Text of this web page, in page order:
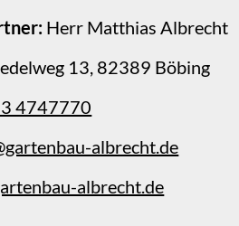
Herr Matthias Albrecht
13, 82389 Böbing
4747770
albrecht.de
albrecht.de